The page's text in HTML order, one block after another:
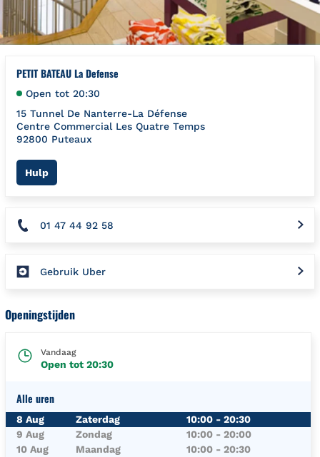
PETIT BATEAU La Defense
Open tot 20:30
15 Tunnel De Nanterre-La Défense
Centre Commercial Les Quatre Temps
92800 Puteaux
HulpLink Opens in New Tab
01 47 44 92 58
Gebruik Uber
Openingstijden
Vandaag
Open tot 20:30
Alle uren
Dag van de WeekUren
8 Aug Zaterdag 10:00 - 20:30
9 Aug
Zondag 10:00 - 20:00
10 Aug
Maandag 10:00 - 20:30